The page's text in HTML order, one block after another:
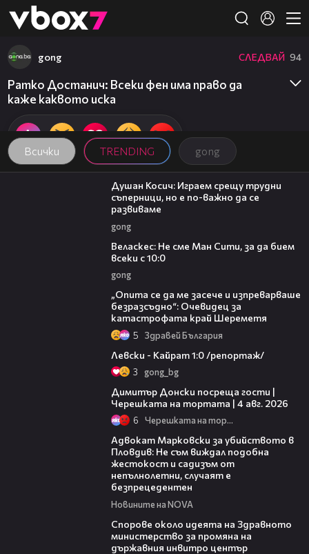
👾
Всички TRENDING gong
gong СЛЕДВАЙ 94
Ратко Достанич: Всеки фен има право да
каже каквото иска
10:17
Душан Косич: Играем срещу трудни
съперници, но е по-важно да се
развиваме
gong
Веласкес: Не сме Ман Сити, за да бием
всеки с 10:0
gong
„Опита се да ме засече и изпреварваше
безразсъдно“: Очевидец за
катастрофата край Шереметя
5 Здравей България
Левски - Кайрат 1:0 /репортаж/
3 gong_bg
Димитър Донски посреща гости |
Черешката на тортата | 4 авг. 2026
6 Черешката на тортата
Адвокат Марковски за убийството в
Пловдив: Не съм виждал подобна
жестокост и садизъм от
непълнолетни, случаят е
безпрецедентен
Новините на NOVA
Спорове около идеята на Здравното
министерство за промяна на
държавния инвитро център